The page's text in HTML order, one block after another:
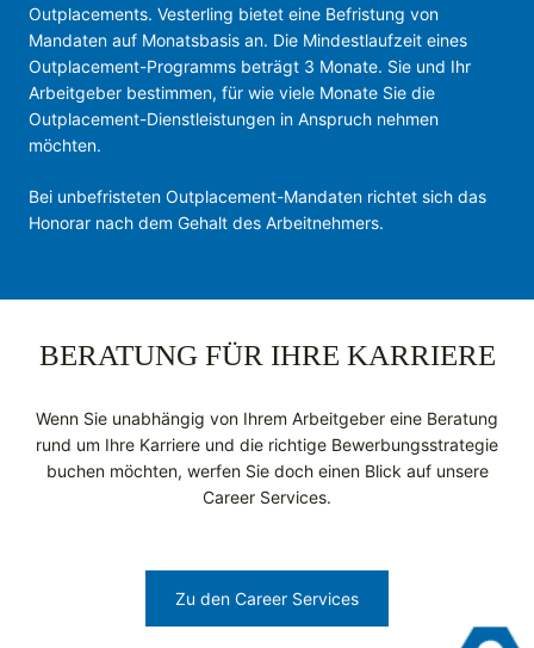
Outplacements. Vesterling bietet eine Befristung von
Mandaten auf Monatsbasis an. Die Mindestlaufzeit eines
Outplacement-Programms beträgt 3 Monate. Sie und Ihr
Arbeitgeber bestimmen, für wie viele Monate Sie die
Outplacement-Dienstleistungen in Anspruch nehmen
möchten.
Bei unbefristeten Outplacement-Mandaten richtet sich das
Honorar nach dem Gehalt des Arbeitnehmers.
BERATUNG FÜR IHRE KARRIERE
Wenn Sie unabhängig von Ihrem Arbeitgeber eine Beratung
rund um Ihre Karriere und die richtige Bewerbungsstrategie
buchen möchten, werfen Sie doch einen Blick auf unsere
Career Services.
Zu den Career Services